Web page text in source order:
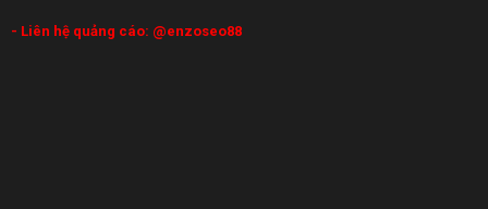
- Liên hệ quảng cáo: @enzoseo88